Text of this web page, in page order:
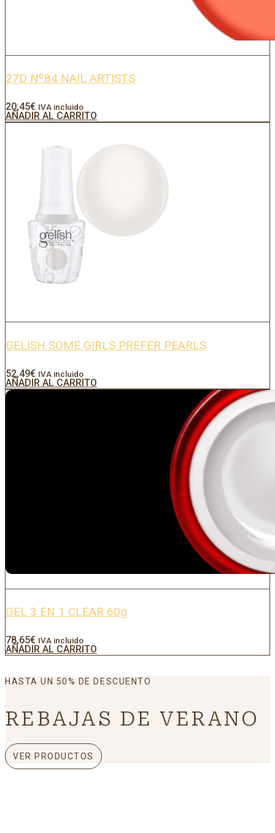
27D Nº84 NAIL ARTISTS
20,45€ IVA incluido
AÑADIR AL CARRITO
GELISH SOME GIRLS PREFER PEARLS
52,49€ IVA incluido
AÑADIR AL CARRITO
GEL 3 EN 1 CLEAR 60g
78,65€ IVA incluido
AÑADIR AL CARRITO
HASTA UN 50% DE DESCUENTO
REBAJAS DE VERANO
VER PRODUCTOS